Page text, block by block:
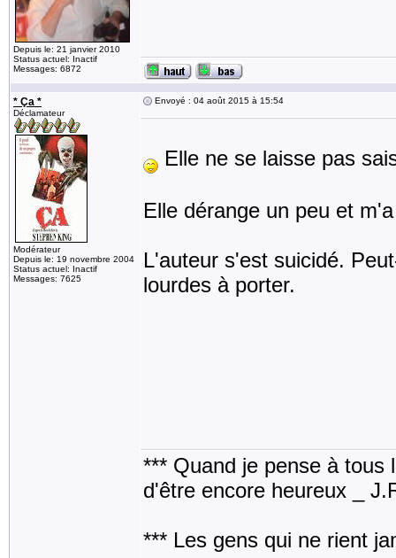
Depuis le: 21 janvier 2010
Status actuel: Inactif
Messages: 6872
* Ça *
Déclamateur
Modérateur
Depuis le: 19 novembre 2004
Status actuel: Inactif
Messages: 7625
Envoyé : 04 août 2015 à 15:54
Elle ne se laisse pas
Elle dérange un peu et
L'auteur s'est suicidé.
lourdes à porter.
*** Quand je pense à tous
d'être encore heureux _
*** Les gens qui ne rient